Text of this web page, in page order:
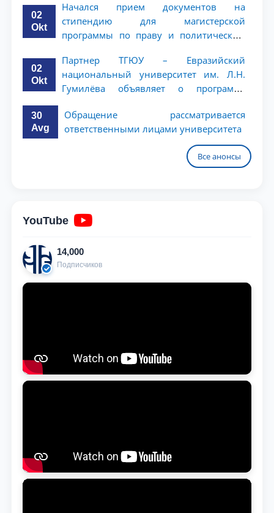
02
Okt
Начался прием документов на
стипендию для магистерской
программы по праву и политическим
02
Okt
Партнер ТГЮУ – Евразийский
национальный университет им. Л.Н.
Гумилёва объявляет о программе
студентов 2–3 курсов
30
Avg
Обращение рассматривается
ответственными лицами университета
Все анонсы
YouTube
14,000
Подписчиков